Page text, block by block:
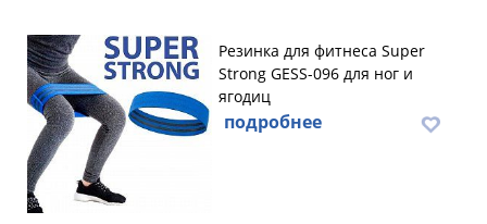
Резинка для фитнеса Super
Strong GESS-096 для ног и
ягодиц
подробнее